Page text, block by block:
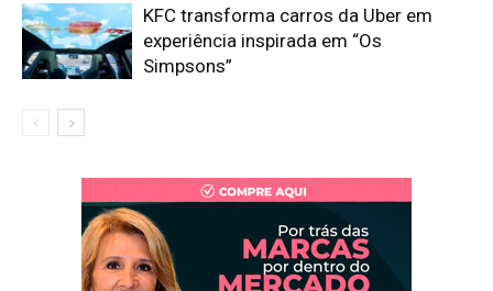
KFC transforma carros da Uber em
experiência inspirada em “Os
Simpsons”